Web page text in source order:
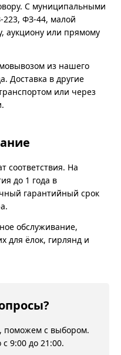
С муниципальными
ФЗ-44, малой
аукциону или прямому
из нашего
Доставка в другие
или через
соответствия. На
до 1 года в
гарантийный срок
обслуживание,
для ёлок, гирлянд и
поможем с выбором.
9:00 до 21:00.